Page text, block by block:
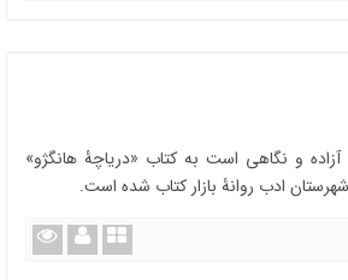
و نگاهی است به کتاب «دریاچۀ هانگژو»
ادب روانۀ بازار کتاب شده است.